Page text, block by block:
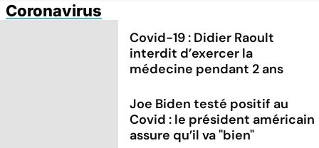
Coronavirus
Covid-19 : Didier Raoult
interdit d’exercer la
médecine pendant 2 ans
Joe Biden testé positif au
Covid : le président américain
assure qu’il va "bien"